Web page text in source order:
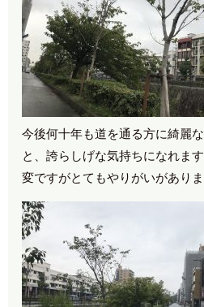
今後何十年も道を通る方に綺麗
と、誇らしげな気持ちになれま
変ですがとてもやりがいがありま